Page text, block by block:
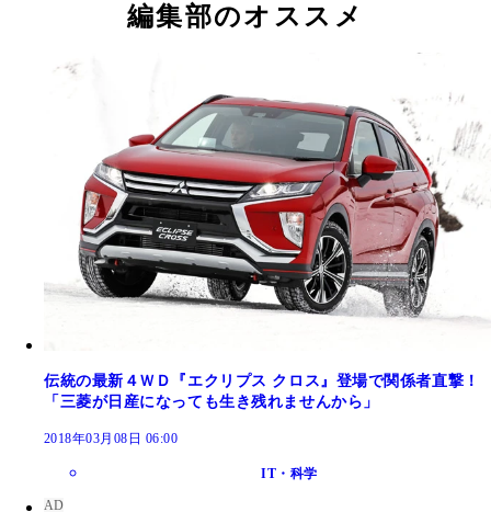
編集部のオススメ
伝統の最新４ＷＤ『エクリプス クロス』登場で関係者直撃！
「三菱が日産になっても生き残れませんから」
2018年03月08日 06:00
IT・科学